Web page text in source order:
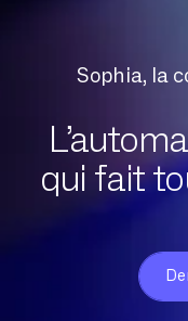
Données
Débit
Débit
Sophia, la
qui fait